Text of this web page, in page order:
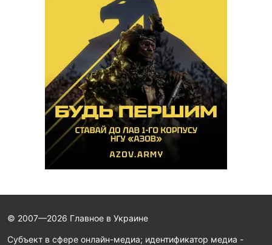
© 2007—2026 Главное в Украине
Субъект в сфере онлайн-медиа; идентификатор медиа -